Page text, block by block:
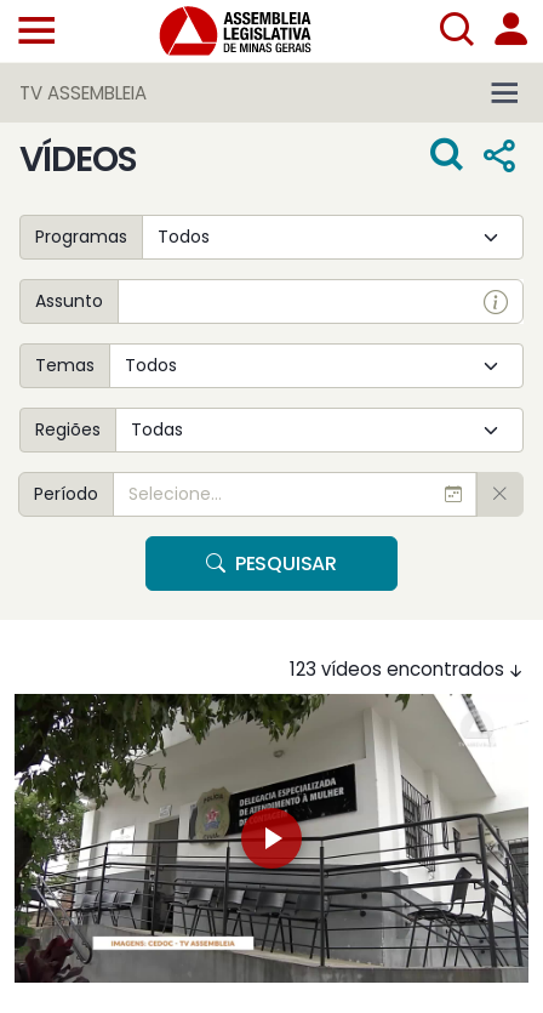
TV ASSEMBLEIA
VÍDEOS
Programas
Assunto
Temas
Regiões
Período
PESQUISAR
123 vídeos encontrados